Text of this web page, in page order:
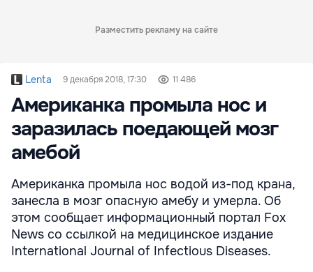
Разместить рекламу на сайте
Lenta 9 декабря 2018, 17:30 11 486
Американка промыла нос и
заразилась поедающей мозг
амебой
Американка промыла нос водой из-под крана,
занесла в мозг опасную амебу и умерла. Об
этом сообщает информационный портал Fox
News со ссылкой на медицинское издание
International Journal of Infectious Diseases.